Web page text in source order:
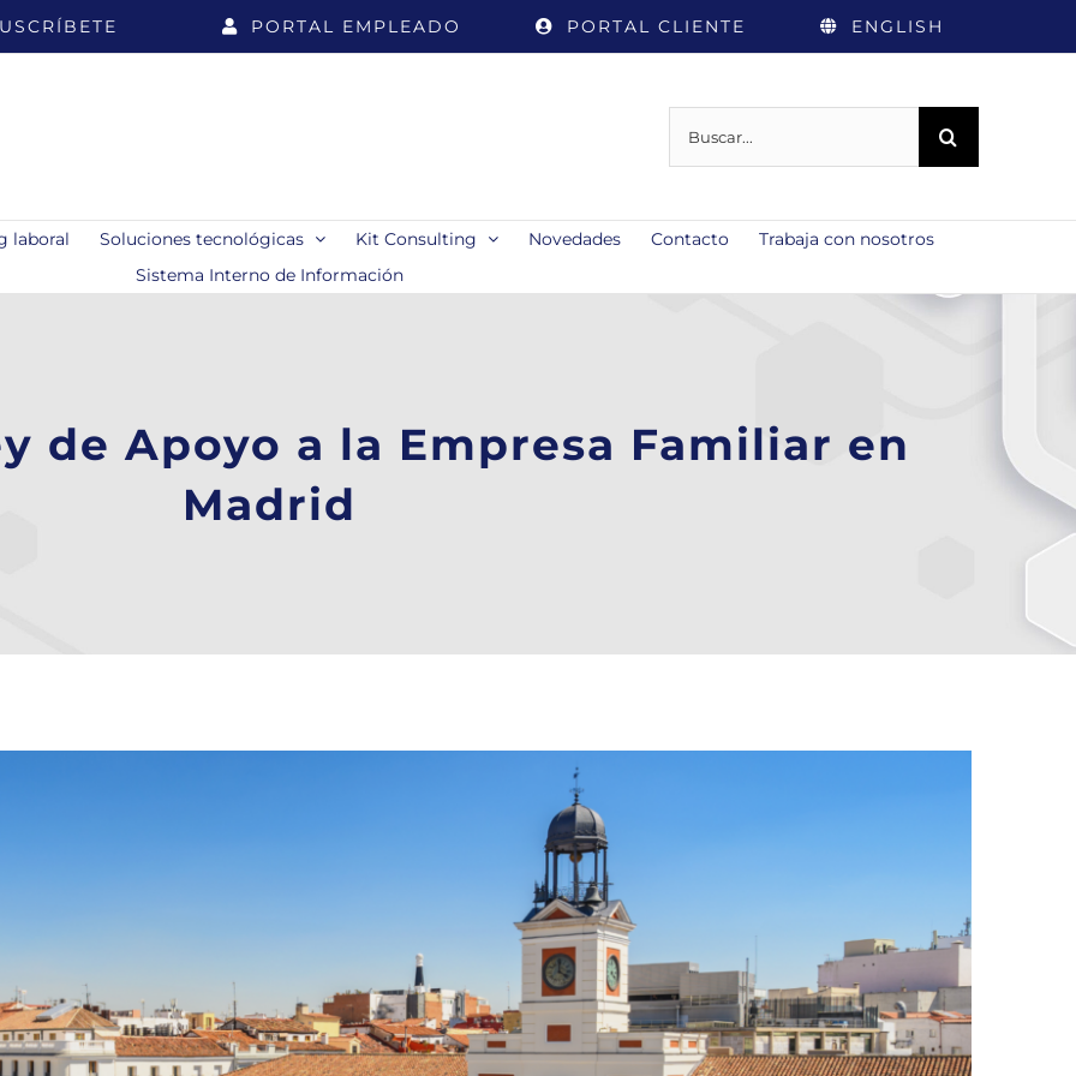
PORTAL EMPLEADO PORTAL CLIENTE ENGLISH
laboral Soluciones tecnológicas Kit Consulting Novedades Contacto
Trabaja con nosotros
Sistema Interno de Información
de Apoyo a la Empresa Familiar en
Madrid